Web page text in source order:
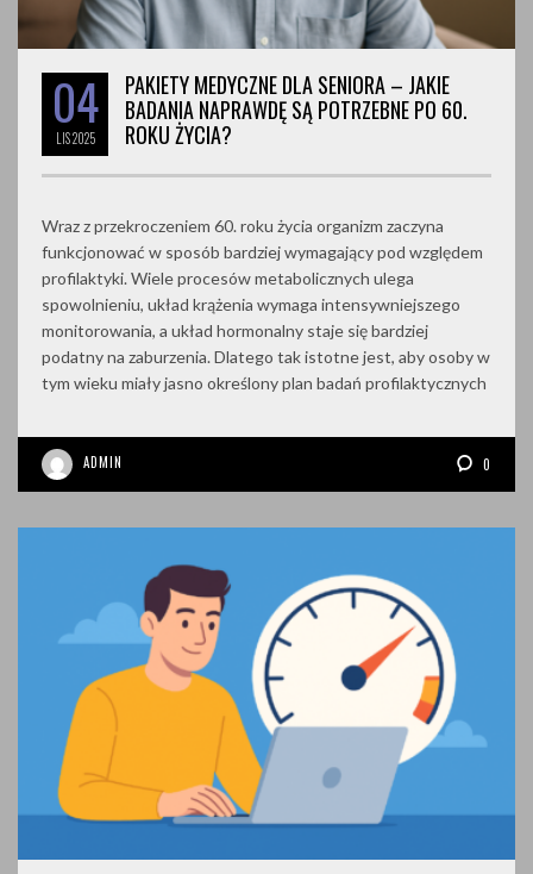
04
LIS2025
PAKIETY MEDYCZNE DLA SENIORA – JAKIE
BADANIA NAPRAWDĘ SĄ POTRZEBNE PO 60.
ROKU ŻYCIA?
Wraz z przekroczeniem 60. roku życia organizm zaczyna
funkcjonować w sposób bardziej wymagający pod względem
profilaktyki. Wiele procesów metabolicznych ulega
spowolnieniu, układ krążenia wymaga intensywniejszego
monitorowania, a układ hormonalny staje się bardziej
podatny na zaburzenia. Dlatego tak istotne jest, aby osoby w
tym wieku miały jasno określony plan badań profilaktycznych
ADMIN 0